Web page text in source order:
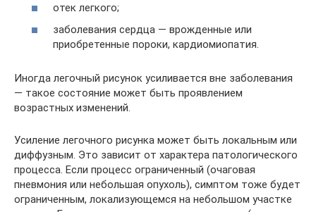
отек легкого;
заболевания сердца — врожденные или
приобретенные пороки, кардиомиопатия.
Иногда легочный рисунок усиливается вне заболевания
— такое состояние может быть проявлением
возрастных изменений.
Усиление легочного рисунка может быть локальным или
диффузным. Это зависит от характера патологического
процесса. Если процесс ограниченный (очаговая
пневмония или небольшая опухоль), симптом тоже будет
ограниченным, локализующемся на небольшом участке